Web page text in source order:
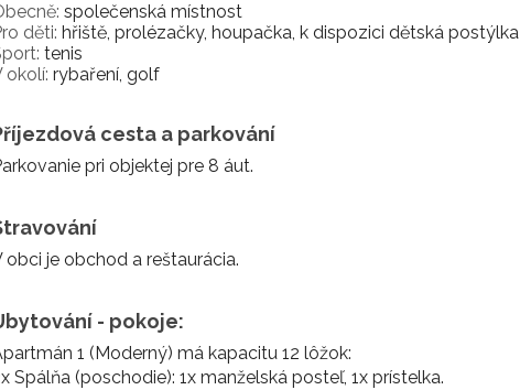
společenská místnost
děti: hřiště, prolézačky, houpačka, k dispozici dětská postýlka
tenis
okolí: rybaření, golf
cesta a parkování
pri objektej pre 8 áut.
obci je obchod a reštaurácia.
- pokoje:
1 (Moderný) má kapacitu 12 lôžok:
Spálňa (poschodie): 1x manželská posteľ, 1x prístelka.